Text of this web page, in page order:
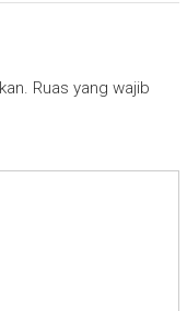
Ruas yang wajib